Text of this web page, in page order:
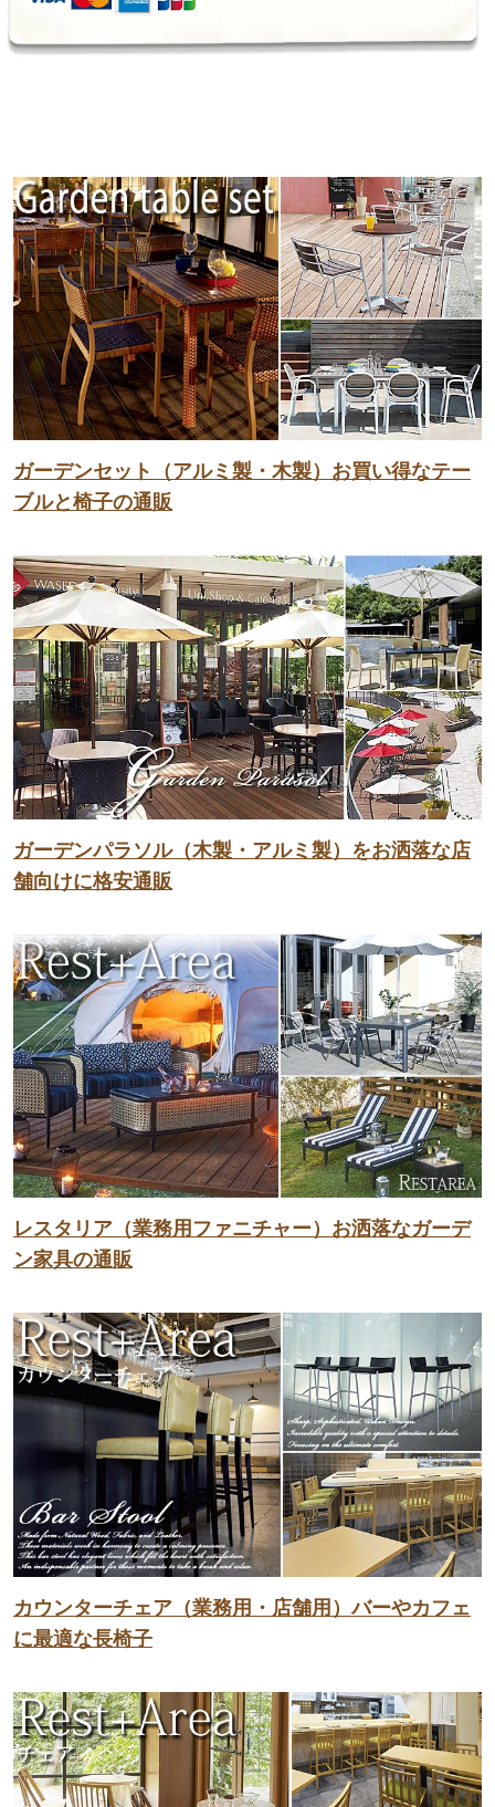
ガーデンセット（アルミ製・木製）お買い得なテー
ブルと椅子の通販
ガーデンパラソル（木製・アルミ製）をお洒落な店
舗向けに格安通販
レスタリア（業務用ファニチャー）お洒落なガーデ
ン家具の通販
カウンターチェア（業務用・店舗用）バーやカフェ
に最適な長椅子